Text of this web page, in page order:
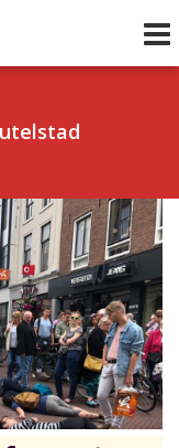
Volgend uur